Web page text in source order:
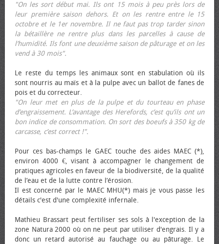
"On les sort début mai. Ils ont 15 mois à peu près lors de
leur première saison dehors. Et on les rentre entre le 15
octobre et le 1er novembre. Il ne faut pas trop tarder sinon
la bétaillère ne rentre plus dans les parcelles à cause de
l’humidité. Ils font une deuxième saison de pâturage et on les
vend à 30 mois".
Le reste du temps les animaux sont en stabulation où ils
sont nourris au maïs et à la pulpe avec un ballot de fanes de
pois et du correcteur.
"On leur met en plus de la pulpe et du tourteau en phase
d’engraissement. L’avantage des Herefords, c’est qu’ils ont un
bon indice de consommation. On sort des bœufs à 350 kg de
carcasse, c’est correct !".
Pour ces bas-champs le GAEC touche des aides MAEC (*),
environ 4000 €, visant à accompagner le changement de
pratiques agricoles en faveur de la biodiversité, de la qualité
de l’eau et de la lutte contre l’érosion.
Il est concerné par le MAEC MHU(*) mais je vous passe les
détails c'est d'une complexité infernale.
Mathieu Brassart peut fertiliser ses sols à l'exception de la
zone Natura 2000 où on ne peut par utiliser d'engrais. Il y a
donc un retard autorisé au fauchage ou au pâturage. Le